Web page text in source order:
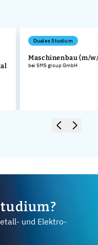
Duales Studium
Maschinenbau (m/
bei SMS group GmbH
und Elektro-